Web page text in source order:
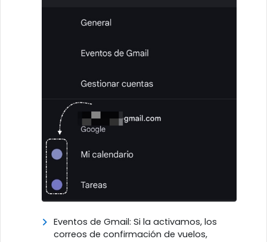
Eventos de Gmail: Si la activamos, los
correos de confirmación de vuelos,